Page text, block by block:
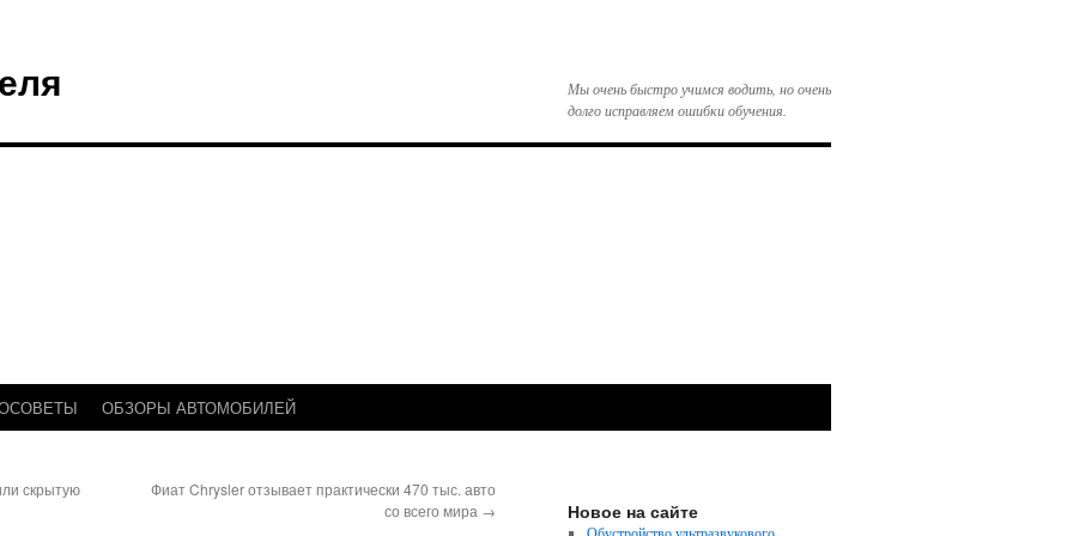
Мы очень быстро учимся водить, но очень
долго исправляем ошибки обучения.
ОБЗОРЫ АВТОМОБИЛЕЙ
скрытую
Фиат Chrysler отзывает практически 470 тыс. авто
со всего мира → Новое на сайте